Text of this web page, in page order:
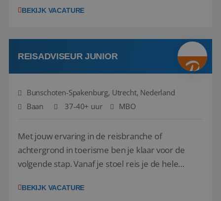
wensen van je team, je klant en wat er in de
klanten te overtuigen om die droomreis te
boeken! ...
BEKIJK VACATURE
REISADVISEUR JUNIOR
Bunschoten-Spakenburg, Utrecht, Nederland
Baan
37-40+ uur MBO
Met jouw ervaring in de reisbranche of
achtergrond in toerisme ben je klaar voor de
volgende stap. Vanaf je stoel reis je de hele
wensen van je team, je klant en wat er in de
BEKIJK VACATURE